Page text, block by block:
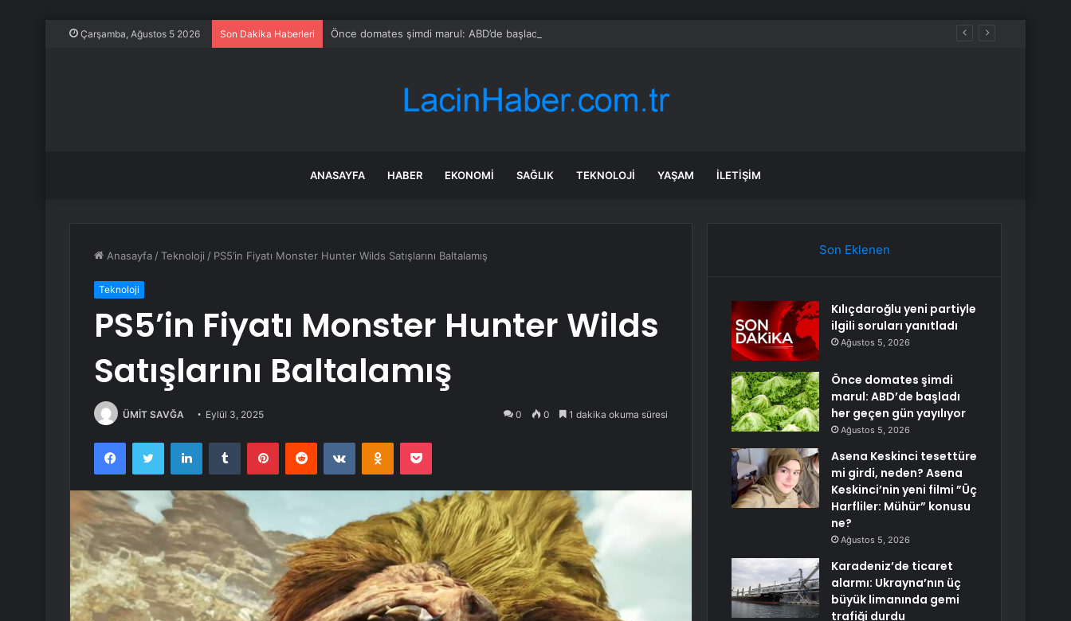
Çarşamba, Ağustos 5 2026 Son Dakika Haberleri Önce domates şimdi marul: ABD’de başladı her geçen gün yayılıyor
ANASAYFA HABER EKONOMI SAĞLIK TEKNOLOJI YAŞAM İLETIŞIM
Anasayfa /Teknoloji / PS5’in Fiyatı Monster Hunter Wilds Satışlarını Baltalamış
Teknoloji
PS5’in Fiyatı Monster Hunter Wilds
Satışlarını Baltalamış
ÜMİT SAVĞA Eylül 3, 2025 0 0 1 dakika okuma süresi
FacebookTwitter LinkedInTumblr PinterestReddit VKontakteOdnoklassniki
Pocket
Son Eklenen
Kılıçdaroğlu yeni partiyle
ilgili soruları yanıtladı
Ağustos 5, 2026
Önce domates şimdi
marul: ABD’de başladı
her geçen gün yayılıyor
Ağustos 5, 2026
Asena Keskinci tesettüre
mi girdi, neden? Asena
Keskinci’nin yeni filmi ”Üç
Harfliler: Mühür” konusu
ne?
Ağustos 5, 2026
Karadeniz’de ticaret
alarmı: Ukrayna’nın üç
büyük limanında gemi
trafiği durdu